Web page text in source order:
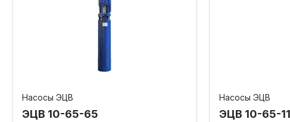
Насосы ЭЦВ
ЭЦВ 10-65-65
Насосы ЭЦВ
ЭЦВ 10-65-